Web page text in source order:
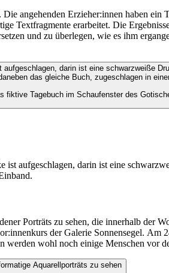
. Die angehenden Erzieher:innen haben ein
Textfragmente erarbeitet. Die
und zu überlegen, wie es ihm
fiktive Tagebuch im Schaufenster des
Porträts zu sehen, die innerhalb der
der Galerie Sonnensegel. Am
wohl noch einige Menschen vor